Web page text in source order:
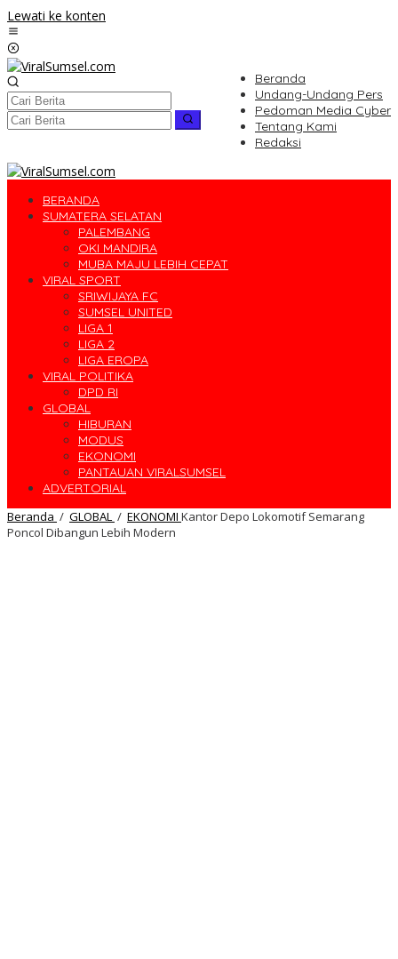
Lewati ke konten
Beranda
Undang-Undang Pers
Pedoman Media Cyber
Tentang Kami
Redaksi
BERANDA
SUMATERA SELATAN
PALEMBANG
OKI MANDIRA
MUBA MAJU LEBIH CEPAT
VIRAL SPORT
SRIWIJAYA FC
SUMSEL UNITED
LIGA 1
LIGA 2
LIGA EROPA
VIRAL POLITIKA
DPD RI
GLOBAL
HIBURAN
MODUS
EKONOMI
PANTAUAN VIRALSUMSEL
ADVERTORIAL
Beranda / GLOBAL / EKONOMI Kantor Depo Lokomotif Semarang
Poncol Dibangun Lebih Modern